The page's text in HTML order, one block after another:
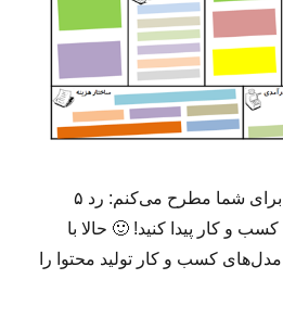
همین‌جا یک تمرین خوب برای شما مطرح می‌کنم: رد ۵
و کار پیدا کنید!‌ 🙂 حالا با
کسب و کار تولید محتوا را